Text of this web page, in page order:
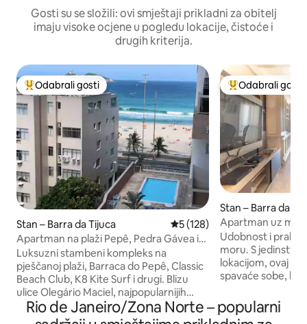
Gosti su se složili: ovi smještaji prikladni za obitelj
imaju visoke ocjene u pogledu lokacije, čistoće i
drugih kriterija.
Među najviše rangiranima s oznakom „Odabrali gosti”
Odabrali gosti
Stan – Barra da Tijuca Prosječna ocjena: 5/5,
5 (128)
Apartman na plaži Pepê, Pedra Gávea i
planinama
Luksuzni stambeni kompleks na
pješčanoj plaži, Barraca do Pepê, Classic
Beach Club, K8 Kite Surf i drugi. Blizu
ulice Olegário Maciel, najpopularnijih
barova i restorana. Svakodnevno
čišćenje, potpuno opremljena kuhinja,
Među najviše
Odabrali gosti
Stan – Barra da
Apartman uz
pogledom
Udobnost i
moru. S
lokacijom, ovaj
spavaće sobe,
integrirani dnevni
s velikim i
Rio de Janeiro/Zona Norte – popularni